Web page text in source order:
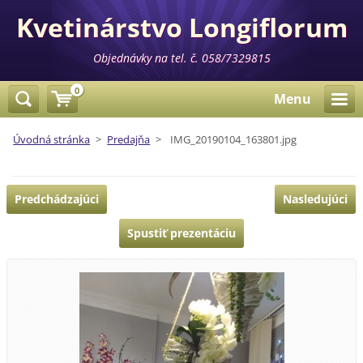
Kvetinárstvo Longiflorum
Objednávky na tel. č. 058/7329815
Menu
Úvodná stránka > Predajňa > IMG_20190104_163801.jpg
Predchádzajúci Nasledujúci
Spustiť prezentáciu
0